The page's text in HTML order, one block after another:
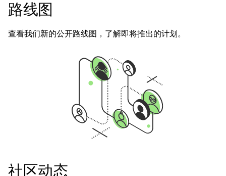
路线图
查看我们新的公开路线图，了解即将推出的计划。
社区动态